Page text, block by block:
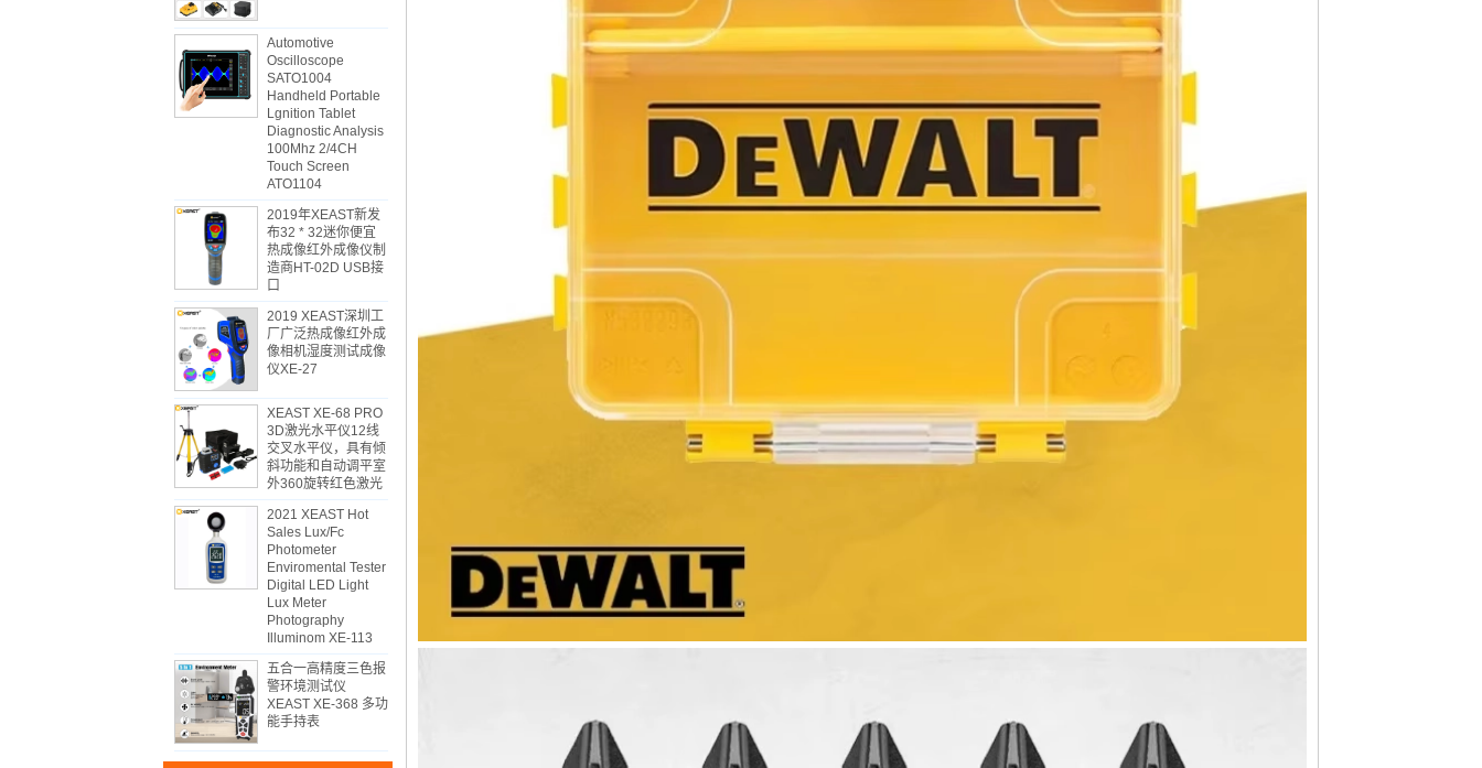
Automotive
Oscilloscope
SATO1004
Handheld Portable
Lgnition Tablet
Diagnostic Analysis
100Mhz 2/4CH
Touch Screen
ATO1104
2019年XEAST新发
布32 * 32迷你便宜
热成像红外成像仪制
造商HT-02D USB接
口
2019 XEAST深圳工
厂广泛热成像红外成
像相机湿度测试成像
仪XE-27
XEAST XE-68 PRO
3D激光水平仪12线
交叉水平仪，具有倾
斜功能和自动调平室
外360旋转红色激光
2021 XEAST Hot
Sales Lux/Fc
Photometer
Enviromental Tester
Digital LED Light
Lux Meter
Photography
Illuminom XE-113
五合一高精度三色报
警环境测试仪
XEAST XE-368 多功
能手持表